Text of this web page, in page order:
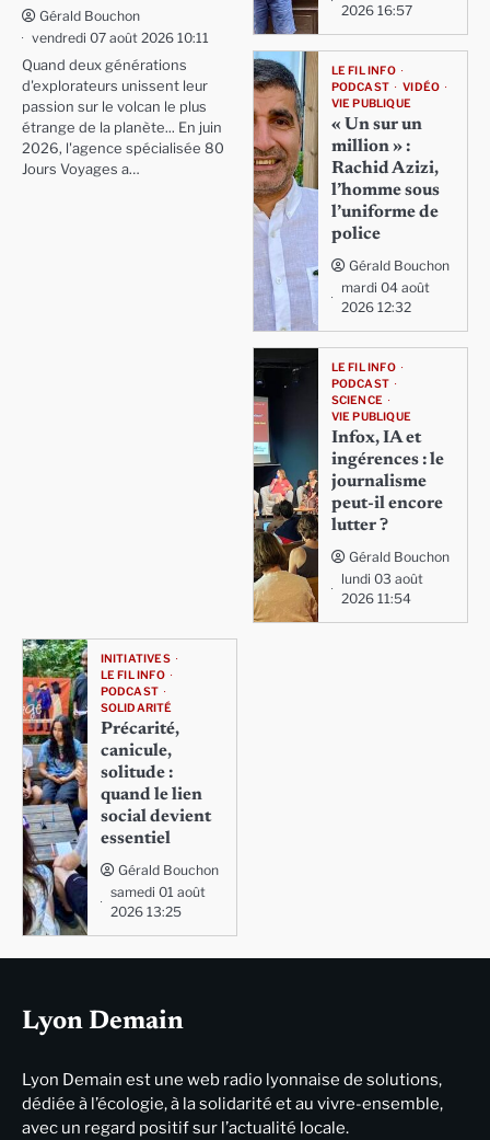
Gérald Bouchon
vendredi 07 août 2026 10:11
Quand deux générations
d'explorateurs unissent leur
passion sur le volcan le plus
étrange de la planète... En juin
2026, l'agence spécialisée 80
Jours Voyages a…
2026 16:57
LE FIL INFO
PODCAST
VIDÉO
VIE PUBLIQUE
« Un sur un
million » :
Rachid Azizi,
l’homme sous
l’uniforme de
police
Gérald Bouchon
mardi 04 août
2026 12:32
LE FIL INFO
PODCAST
SCIENCE
VIE PUBLIQUE
Infox, IA et
ingérences : le
journalisme
peut-il encore
lutter ?
Gérald Bouchon
lundi 03 août
2026 11:54
INITIATIVES
LE FIL INFO
PODCAST
SOLIDARITÉ
Précarité,
canicule,
solitude :
quand le lien
social devient
essentiel
Gérald Bouchon
samedi 01 août
2026 13:25
Lyon Demain
Lyon Demain est une web radio lyonnaise de solutions,
dédiée à l’écologie, à la solidarité et au vivre-ensemble,
avec un regard positif sur l’actualité locale.